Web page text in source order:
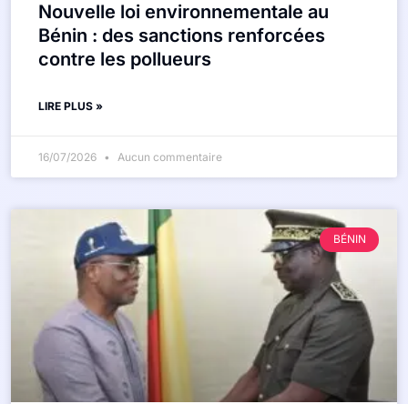
Nouvelle loi environnementale au
Bénin : des sanctions renforcées
contre les pollueurs
LIRE PLUS »
16/07/2026 Aucun commentaire
BÉNIN